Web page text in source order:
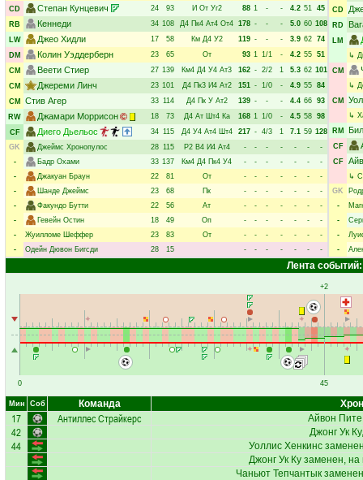
CD
Степан Кунцевич 24 93 И От Уг2 88 1 - - 4.2 51 45
RB
Кеннеди 34 108 Д4 Пк4 Ат4 От4 178 - - - 5.0 60 108
LW
Джео Хидли 17 58 Км Д4 У2 119 - - - 3.9 62 74
DM
Колин Уэддерберн 23 65 От 93 1 1/1 - 4.2 55 51
CM
Веети Стиер 27 139 Км4 Д4 У4 Ат3 162 - 2/2 1 5.3 62 101
CM
Джереми Линч 23 101 Д4 Пк3 И4 Ат2 151 - 1/0 - 4.9 55 84
CM
Стив Агер 33 114 Д4 Пк У Ат2 139 - - - 4.4 66 93
RW
Джамари Моррисон 18 73 Д4 Ат Шт4 Ка 168 1 1/0 - 4.5 58 98
CF
Диего Дьельос 34 115 Д4 У4 Ат4 Шт4 217 - 4/3 1 7.1 59 128
GK
Джеймс Хронопулос 28 115 Р2 В4 И4 Ат4 - - - - - -
-
-
Бадр Охами 33 137 Км4 Д4 Пк4 У4 - - - - - -
-
-
Джакуан Браун 22 81 От - - - - - -
-
-
Шанде Джеймс 23 68 Пк - - - - - -
-
-
Факундо Бутти 22 56 Ат - - - - - -
-
-
Гевейн Остин 18 49 Оп - - - - - -
-
-
Жуилломе Шеффер 23 83 От - - - - - -
-
-
Одейн Дювон Бигсди 28 15 - - - - - - -
CD
RD
LM
↳
CM
↳
CM
↳
RM
CF
CF
↳
GK
-
-
-
-
Лента событий:
0
+2
45
Мин Соб Команда
17 Антиллес Страйкерс Айвон Пите
42 Джонг Ук Ку
44 Уоллис Хенкинс
Джонг Ук Ку заменен,
Чаньют Тепчантык